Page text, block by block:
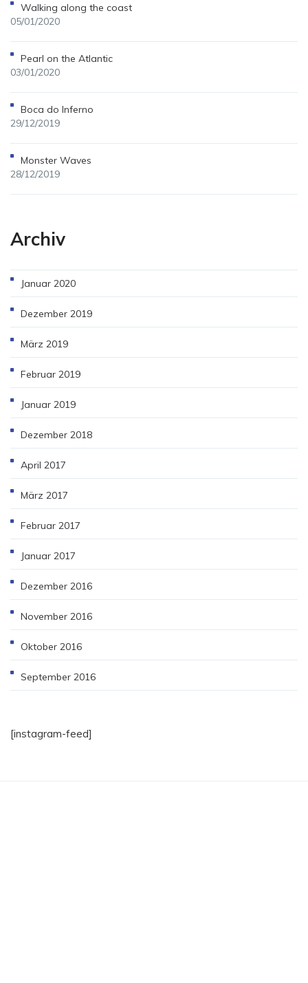
Walking along the coast
05/01/2020
Pearl on the Atlantic
03/01/2020
Boca do Inferno
29/12/2019
Monster Waves
28/12/2019
Archiv
Januar 2020
Dezember 2019
März 2019
Februar 2019
Januar 2019
Dezember 2018
April 2017
März 2017
Februar 2017
Januar 2017
Dezember 2016
November 2016
Oktober 2016
September 2016
[instagram-feed]